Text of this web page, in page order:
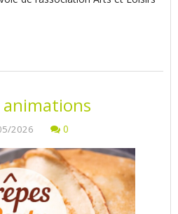
2026 0